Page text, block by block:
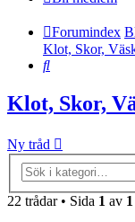
Forumindex
Klot, Skor,
Sök
Klot, Skor,
Ny tråd
22 trådar • Sida 1 av 1